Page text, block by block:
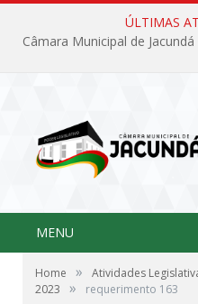
ÚLTIMAS
MENU
Home » Atividades
2023
» requerimento 163